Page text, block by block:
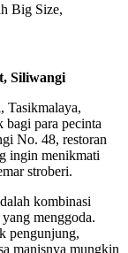
Big Size,
Siliwangi
Tasikmalaya,
bagi para pecinta
No. 48, restoran
ingin menikmati
stroberi.
kombinasi
menggoda.
pengunjung,
manisnya mungkin